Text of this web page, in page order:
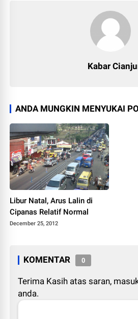
Kabar
ANDA MUNGKIN MENYUKAI
Libur Natal, Arus Lalin di
Cipanas Relatif Normal
December 25, 2012
KOMENTAR 0
Terima Kasih atas saran,
anda.